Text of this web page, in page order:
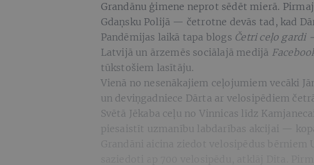
Grandānu ģimene neprot sēdēt mierā.
Gdaņsku Polijā — četrotne devās tad, kad
Pandēmijas laikā tapa blogs Četri ceļo gardi
Latvijā un ārzemēs sociālajā medijā
tūkstošiem lasītāju.
Vienā no nesenākajiem ceļojumiem vecāki
un deviņgadniece Dārta ar velosipēdiem
Svētā Jēkaba ceļu no Vinnicas līdz
piesaistīt uzmanību labdarības akcijai —
Grandāni aicina ziedot velosipēdus bērniem